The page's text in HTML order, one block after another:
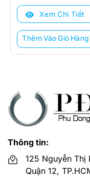
là:
14.403.000 ₫.
tại
11.524.000 ₫.
Xem Chi Tiết
Thêm Vào Giỏ Hàng
Thông tin:
125 Nguyễn Thị
Quận 12,